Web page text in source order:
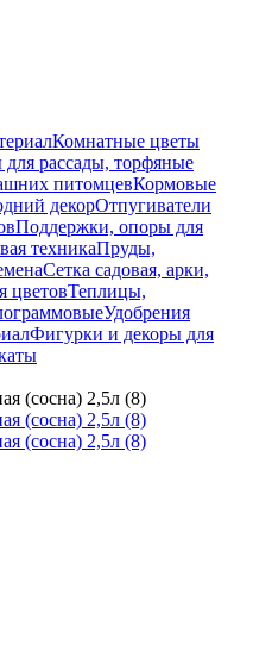
Комнатные цветы
рассады, торфяные
питомцевКормовые
декорОтпугиватели
Поддержки, опоры для
техникаПруды,
Сетка садовая, арки,
цветовТеплицы,
Удобрения
Фигурки и декоры для
(сосна) 2,5л (8)